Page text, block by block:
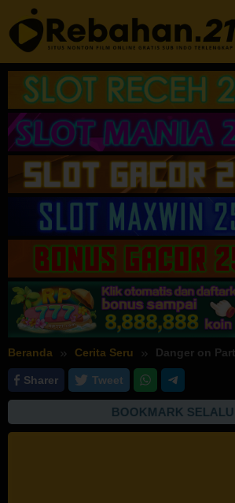
Loncat
ke
konten
Beranda Cerita Seru Danger on
Sharer Tweet
BOOKMARK SELALU